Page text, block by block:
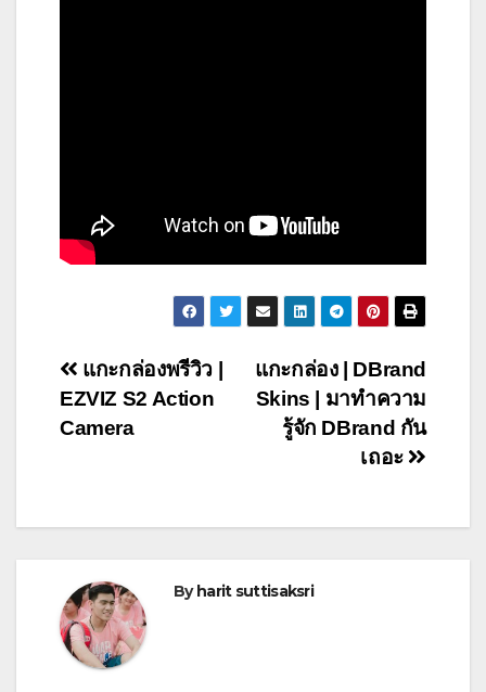
Post
navigation
แกะกล่อง | DBrand
Skins | มาทำความ
รู้จัก DBrand กัน
เถอะ
แกะกล่องพรีวิว |
EZVIZ S2 Action
Camera
Byharit suttisaksri